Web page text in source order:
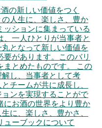
の新しい価値をつく
人生に、楽しさ、豊か
ッションに集まっている
一人ひとりが当事者と
となって新しい価値を
があります。このバリ
まとめたものです。 この
し、当事者として考
チームが共に成長し、
ンを実現することがで
にお酒の世界をより豊か
に、楽しさ、豊かさ、
ューブックについて